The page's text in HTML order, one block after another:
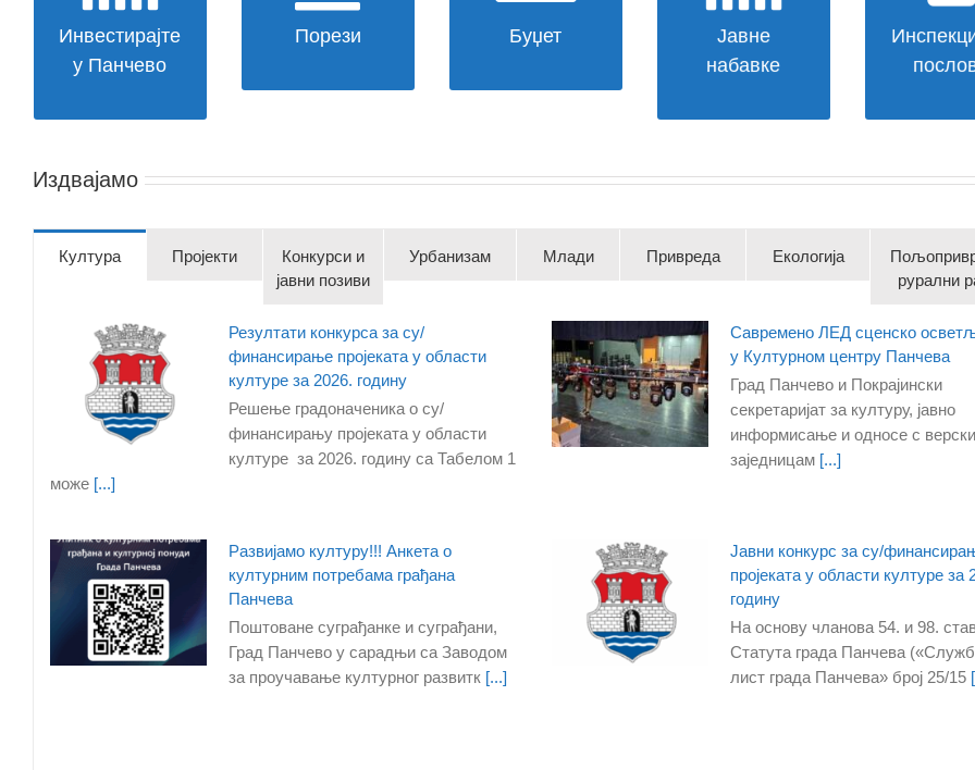
подршка пензионерима
Панчево полазна тачка
јединственог програма
Инвестирајте
у Панчево
ВИШЕ
Порези
О
ПОРЕЗИМА
Буџет
БУЏЕТ
Јавне
набавке
набавке
ЈАВНЕ
НАБАВКЕ
ГРАДСКЕ
Издвајамо
Култура Пројекти
Конкурси и
јавни позиви
Урбанизам Млади Привреда Екологија
рурални
Резултати конкурса за су/
финансирање пројеката у области
културе за 2026. годину
Решење градоначеника о су/
финансирању пројеката у области
културе за 2026. годину са Табелом 1
може [...]
Савремено ЛЕД сценско
у Културном центру Панчева
Град Панчево и Покрајински
секретаријат за културу, јавно
информисање и односе с
заједницам [...]
Развијамо културу!!! Анкета о
културним потребама грађана
Панчева
Поштоване суграђанке и суграђани,
Град Панчево у сарадњи са Заводом
за проучавање културног развитк [...]
Јавни конкурс за су/
пројеката у области културе за
годину
На основу чланова 54. и 98.
Статута града Панчева
лист града Панчева» број 25/15